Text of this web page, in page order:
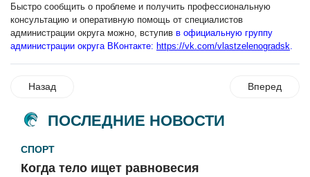
Быстро сообщить о проблеме и получить профессиональную
консультацию и оперативную помощь от специалистов
администрации округа можно, вступив в официальную группу
администрации округа ВКонтакте: https://vk.com/vlastzelenogradsk
Назад Вперед
ПОСЛЕДНИЕ НОВОСТИ
СПОРТ
Когда тело ищет равновесия